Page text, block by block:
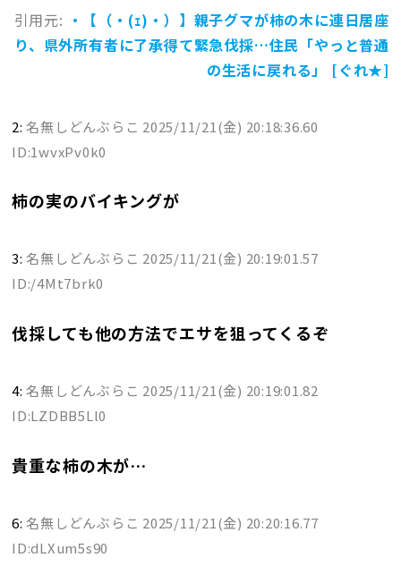
引用元: ・【（・(ｪ)・）】親子グマが柿の木に連日居座
り、県外所有者に了承得て緊急伐採…住民「やっと普通
の生活に戻れる」 [ぐれ★]
2:名無しどんぶらこ 2025/11/21(金) 20:18:36.60
ID:1wvxPv0k0
柿の実のバイキングが
3:名無しどんぶらこ 2025/11/21(金) 20:19:01.57
ID:/4Mt7brk0
伐採しても他の方法でエサを狙ってくるぞ
4:名無しどんぶらこ 2025/11/21(金) 20:19:01.82
ID:LZDBB5Ll0
貴重な柿の木が…
6:名無しどんぶらこ 2025/11/21(金) 20:20:16.77
ID:dLXum5s90